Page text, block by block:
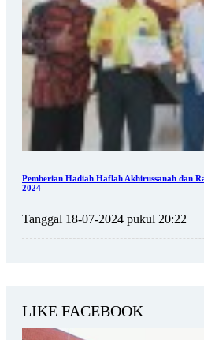
Pemberian Hadiah Haflah Akhirussanah dan
2024
Tanggal 18-07-2024 pukul 20:22
LIKE FACEBOOK